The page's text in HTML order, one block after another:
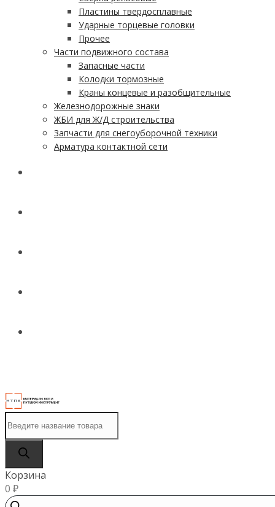
Пластины твердосплавные
Ударные торцевые головки
Прочее
Части подвижного состава
Запасные части
Колодки тормозные
Краны концевые и разобщительные
Железнодорожные знаки
ЖБИ для Ж/Д строительства
Запчасти для снегоуборочной техники
Арматура контактной сети
товаров
Корзина
0 ₽